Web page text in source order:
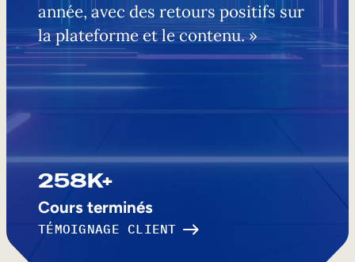
année, avec des retours positifs sur
la plateforme et le contenu. »
258K+
Cours terminés
TÉMOIGNAGE CLIENT